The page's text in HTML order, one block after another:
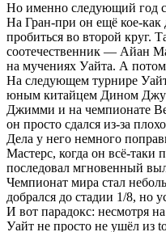
Но именно следующий год
На Гран-при он ещё кое-как
пробиться во второй круг.
соотечественник — Айан
на мучениях Уайта. А
На следующем турнире
юным китайцем Дином
Джимми и на чемпионате
он просто сдался из-за
Дела у него немного
Мастерс, когда он всё-таки
последовал мгновенный
Чемпионат мира стал
добрался до стадии 1/8,
И вот парадокс: несмотря
Уайт не просто не ушёл из